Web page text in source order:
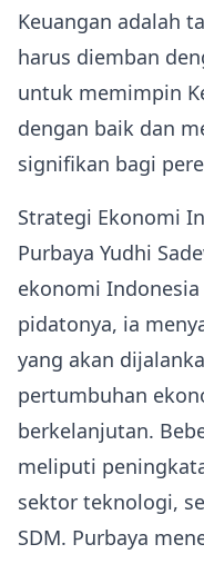
Keuangan adalah
harus diemban
untuk memimpin
dengan baik dan
signifikan bagi
Strategi Ekonomi
Purbaya Yudhi
ekonomi
pidatonya, ia
yang akan
pertumbuhan
berkelanjutan.
meliputi
sektor teknologi,
SDM. Purbaya